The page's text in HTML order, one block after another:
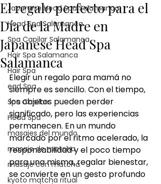
Japanese Head Spa Salamanca
Head Spa Salamanca
Spa Capilar Salamanca
Hair Spa Salamanca
Hair Spa
ead Spa
Spa Capilarr
Head Spa
masajes del mundo
masaje de matcha
masaje con matcha
kyoto matcha ritual
El regalo perfecto para el
Día de la Madre en
Japanese Head Spa
Salamanca
Elegir un regalo para mamá no
siempre es sencillo. Con el tiempo,
los objetos pueden perder
significado, pero las experiencias
permanecen. En un mundo
marcado por el ritmo acelerado, la
responsabilidad y el poco tiempo
para una misma, regalar bienestar,
se convierte en un gesto profundo